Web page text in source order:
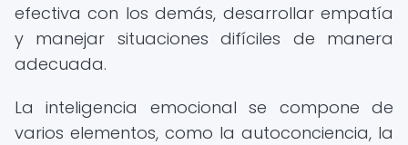
efectiva con los demás, desarrollar empatía
y manejar situaciones difíciles de manera
adecuada.
La inteligencia emocional se compone de
varios elementos, como la autoconciencia, la